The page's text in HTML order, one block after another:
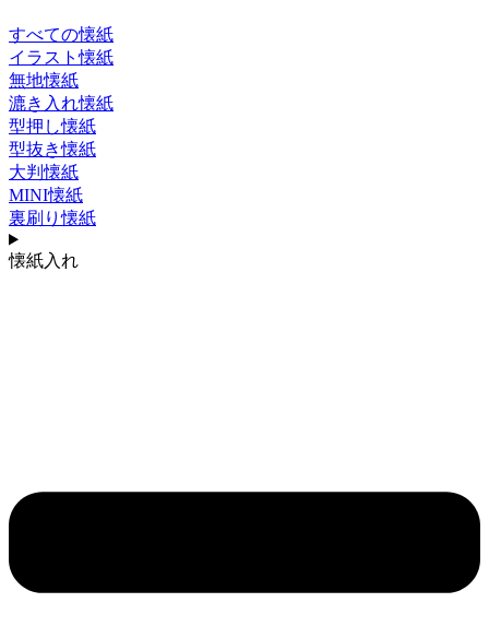
すべての懐紙
イラスト懐紙
無地懐紙
漉き入れ懐紙
型押し懐紙
型抜き懐紙
大判懐紙
MINI懐紙
裏刷り懐紙
懐紙入れ